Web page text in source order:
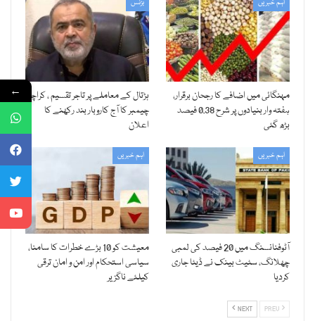
اہم خبریں
مہنگائی میں اضافے کا رجحان برقرار،
ہفتہ وار بنیادوں پر شرح 0.38 فیصد
بڑھ گئی
بزنس
ہڑتال کے معاملے پر تاجر تقسیم ، کراچی
چیمبر کا آج کاروبار بند رکھنے کا
اعلان
اہم خبریں
آٹوفنانسنگ میں 20 فیصد کی لمبی
چھلانگ، سٹیٹ بینک نے ڈیٹا جاری
کردیا
اہم خبریں
معیشت کو 10 بڑے خطرات کا سامنا،
سیاسی استحکام اور امن و امان ترقی
کیلئے ناگزیر
NEXT
←